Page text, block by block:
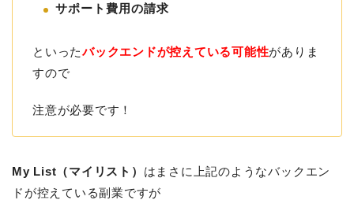
サポート費用の請求
といったバックエンドが控えている可能性がありま
すので
注意が必要です！
My List（マイリスト） はまさに上記のようなバックエン
ドが控えている副業ですが